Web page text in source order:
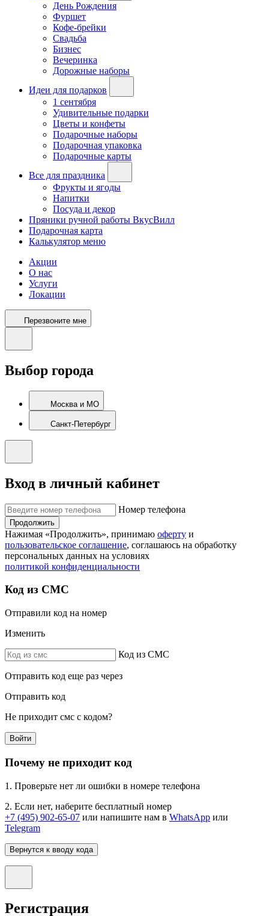
День Рождения
Фуршет
Кофе-брейки
Свадьба
Бизнес
Вечеринка
Дорожные наборы
Идеи для подарков
1 сентября
Удивительные подарки
Цветы и конфеты
Подарочные наборы
Подарочная упаковка
Подарочные карты
Все для праздника
Фрукты и ягоды
Напитки
Посуда и декор
Пряники ручной работы ВкусВилл
Подарочная карта
Калькулятор меню
Акции
О нас
Услуги
Локации
Перезвоните мне
Выбор города
Москва и МО
Санкт-Петербург
Вход в личный кабинет
Номер телефона
Продолжить
Нажимая «Продолжить», принимаю оферту и
пользовательское соглашение, соглашаюсь на обработку
персональных данных на условиях
политикой конфиденциальности
Код из СМС
Отправили код на номер
Изменить
Код из СМС
Отправить код еще раз через
Отправить код
Не приходит смс с кодом?
Войти
Почему не приходит код
1. Проверьте нет ли ошибки в номере телефона
2. Если нет, наберите бесплатный номер
+7 (495) 902-65-07 или напишите нам в WhatsApp или
Telegram
Вернутся к вводу кода
Регистрация